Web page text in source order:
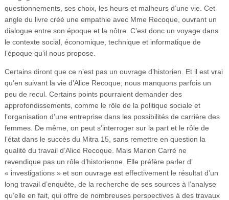
questionnements, ses choix, les heurs et malheurs d’une vie. Cet
angle du livre créé une empathie avec Mme Recoque, ouvrant un
dialogue entre son époque et la nôtre. C’est donc un voyage dans
le contexte social, économique, technique et informatique de
l’époque qu’il nous propose.
Certains diront que ce n’est pas un ouvrage d’historien. Et il est vrai
qu’en suivant la vie d’Alice Recoque, nous manquons parfois un
peu de recul. Certains points pourraient demander des
approfondissements, comme le rôle de la politique sociale et
l’organisation d’une entreprise dans les possibilités de carrière des
femmes. De même, on peut s’interroger sur la part et le rôle de
l’état dans le succès du Mitra 15, sans remettre en question la
qualité du travail d’Alice Recoque. Mais Marion Carré ne
revendique pas un rôle d’historienne. Elle préfère parler d’
« investigations » et son ouvrage est effectivement le résultat d’un
long travail d’enquête, de la recherche de ses sources à l’analyse
qu’elle en fait, qui offre de nombreuses perspectives à des travaux